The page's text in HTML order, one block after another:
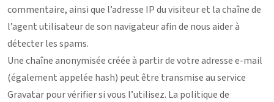
commentaire, ainsi que l’adresse IP du visiteur et la chaîne de
l’agent utilisateur de son navigateur afin de nous aider à
détecter les spams.
Une chaîne anonymisée créée à partir de votre adresse e-mail
(également appelée hash) peut être transmise au service
Gravatar pour vérifier si vous l’utilisez. La politique de